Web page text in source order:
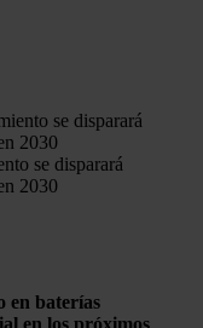
se disparará
2030
en baterías
en los próximos